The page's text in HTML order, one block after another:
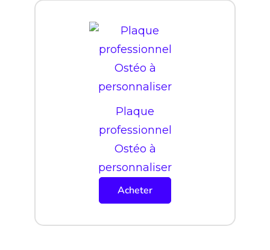
Plaque
professionnel
Ostéo à
personnaliser
Acheter